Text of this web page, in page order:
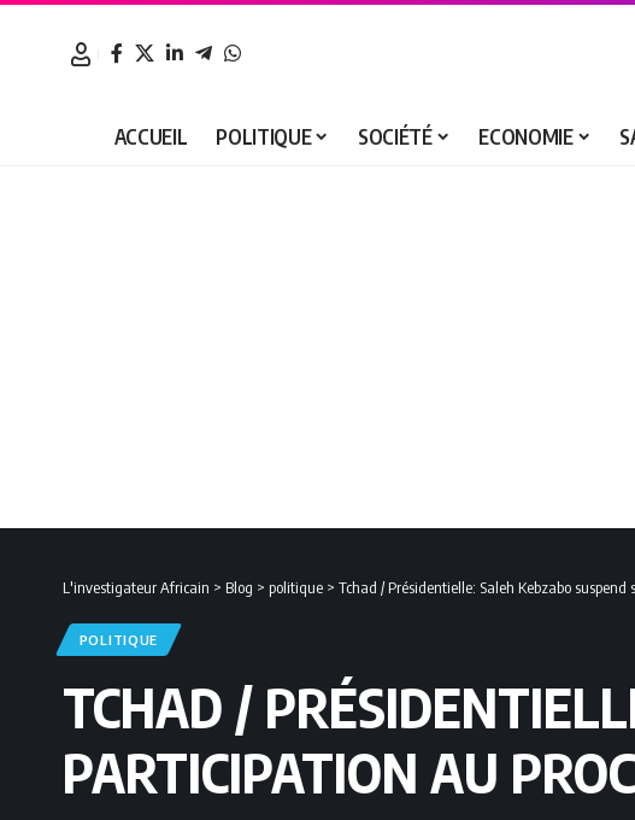
ACCUEIL POLITIQUE SOCIÉTÉ ECONOMIE
L'investigateur Africain > Blog > politique > Tchad / Présidentielle: Saleh Kebzabo
POLITIQUE
TCHAD /
PARTICIPATION AU